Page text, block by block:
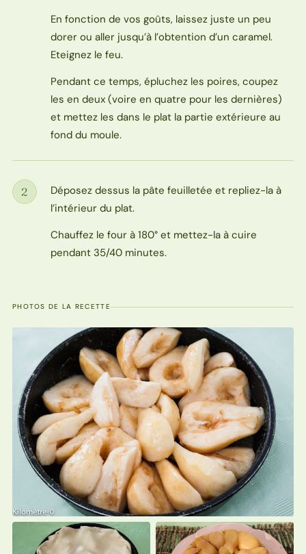
En fonction de vos goûts, laissez juste un peu
dorer ou aller jusqu’à l’obtention d’un caramel.
Eteignez le feu.
Pendant ce temps, épluchez les poires, coupez
les en deux (voire en quatre pour les dernières)
et mettez les dans le plat la partie extérieure au
fond du moule.
Étape
2
Déposez dessus la pâte feuilletée et repliez-la à
l’intérieur du plat.
Chauffez le four à 180° et mettez-la à cuire
pendant 35/40 minutes.
PHOTOS DE LA RECETTE